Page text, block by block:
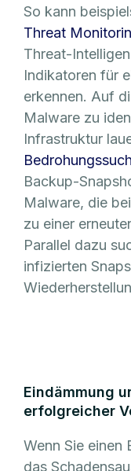
So kann
Threat
Threat-
Indikatoren für
erkennen. Auf
Malware zu
Infrastruktur
Backup-
Malware, die
zu einer
Parallel dazu
infizierten
Eindämmung
erfolgreicher
Wenn Sie einen
das